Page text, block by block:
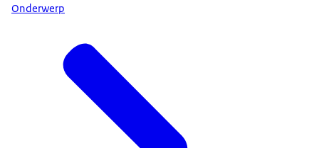
Onderwerp